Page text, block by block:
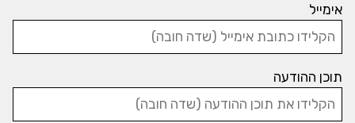
אימייל
תוכן ההודעה